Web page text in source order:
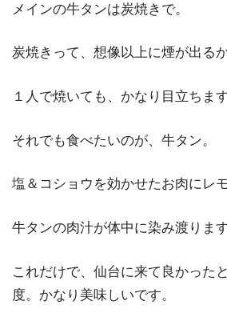
メインの牛タンは炭焼きで。
炭焼きって、想像以上に煙が出る
１人で焼いても、かなり目立ちます
それでも食べたいのが、牛タン。
塩＆コショウを効かせたお肉にレ
牛タンの肉汁が体中に染み渡ります
これだけで、仙台に来て良かった
度。かなり美味しいです。